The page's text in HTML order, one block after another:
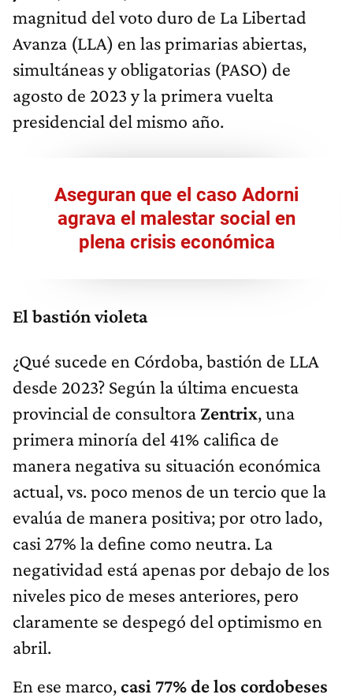
magnitud del voto duro de La Libertad
Avanza (LLA) en las primarias abiertas,
simultáneas y obligatorias (PASO) de
agosto de 2023 y la primera vuelta
presidencial del mismo año.
Aseguran que el caso Adorni
agrava el malestar social en
plena crisis económica
El bastión violeta
¿Qué sucede en Córdoba, bastión de LLA
desde 2023? Según la última encuesta
provincial de consultora Zentrix, una
primera minoría del 41% califica de
manera negativa su situación económica
actual, vs. poco menos de un tercio que la
evalúa de manera positiva; por otro lado,
casi 27% la define como neutra. La
negatividad está apenas por debajo de los
niveles pico de meses anteriores, pero
claramente se despegó del optimismo en
abril.
En ese marco,casi 77% de los cordobeses